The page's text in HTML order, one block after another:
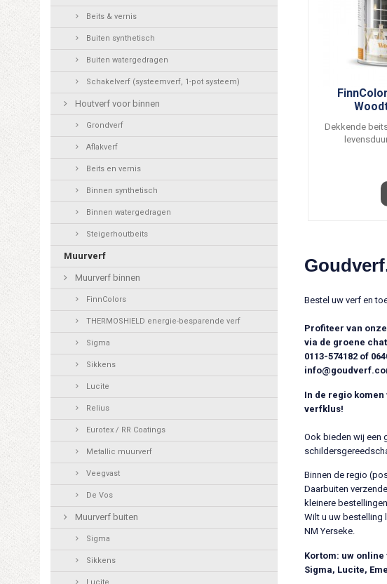
Beits & vernis
Buiten synthetisch
Buiten watergedragen
Schakelverf (systeemverf, 1-pot systeem)
Houtverf voor binnen
Grondverf
Aflakverf
Beits en vernis
Binnen synthetisch
Binnen watergedragen
Steigerhoutbeits
Muurverf
Muurverf binnen
FinnColors
THERMOSHIELD energie-besparende verf
Sigma
Sikkens
Lucite
Relius
Eurotex / RR Coatings
Metallic muurverf
Veegvast
De Vos
Muurverf buiten
Sigma
Sikkens
Lucite
Dekkende
Bestel uw verf en
Profiteer van
via de groene
0113-574182 of
In de regio
verfklus!
Ook bieden wij een
Binnen de regio
Daarbuiten
kleinere
Wilt u uw bestelling
NM Yerseke.
Kortom: uw
Sigma, Lucite,